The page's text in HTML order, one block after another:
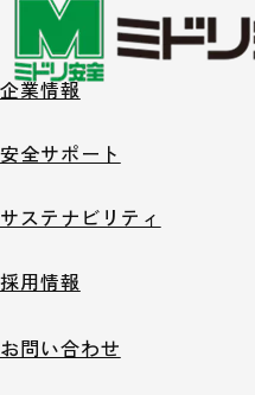
企業情報
安全サポート
サステナビリティ
採用情報
お問い合わせ